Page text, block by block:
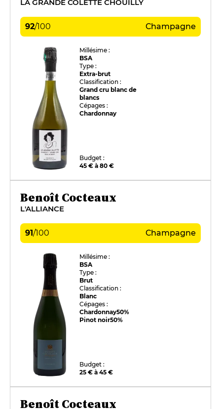
LA GRANDE COLETTE CHOUILLY
92/100 Champagne
Millésime :
BSA
Type :
Extra-brut
Classification :
Grand cru blanc de
blancs
Cépages :
Chardonnay
Budget :
45 € à 80 €
Benoît Cocteaux
L'ALLIANCE
91/100 Champagne
Millésime :
BSA
Type :
Brut
Classification :
Blanc
Cépages :
Chardonnay50%
Pinot noir50%
Budget :
25 € à 45 €
Benoît Cocteaux